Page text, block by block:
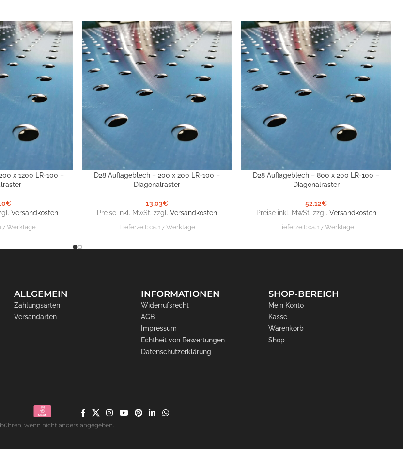
x 1200 LR-100 –
€
Versandkosten
Werktage
IN DEN WARENKORB
D28 Auflageblech – 200 x 200 LR-100 –
Diagonalraster
13,03€
Preise inkl. MwSt. zzgl.Versandkosten
Lieferzeit: ca. 17 Werktage
IN DEN WARENKORB
D28 Auflageblech – 800 x 200 LR-100 –
Diagonalraster
52,12€
Preise inkl. MwSt. zzgl. Versandkosten
Lieferzeit:ca. 17 Werktage
ALLGEMEIN
Zahlungsarten
Versandarten
INFORMATIONEN
Widerrufsrecht
AGB
Impressum
Echtheit von Bewertungen
Datenschutzerklärung
SHOP-BEREICH
Mein Konto
Kasse
Warenkorb
Shop
wenn nicht anders angegeben.